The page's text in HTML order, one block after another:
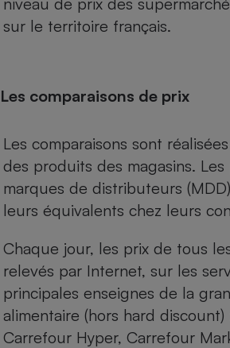
sur le territoire français.
Les comparaisons de prix
Les comparaisons sont
des produits des magasins.
marques de distributeurs
leurs équivalents chez leurs
Chaque jour, les prix de tous
relevés par Internet, sur les
principales enseignes de la
alimentaire (hors hard discount)
Carrefour Hyper, Carrefour